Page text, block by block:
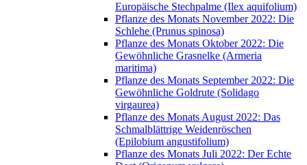
Europäische Stechpalme (Ilex aquifolium)
Pflanze des Monats November 2022: Die
Schlehe (Prunus spinosa)
Pflanze des Monats Oktober 2022: Die
Gewöhnliche Grasnelke (Armeria
maritima)
Pflanze des Monats September 2022: Die
Gewöhnliche Goldrute (Solidago
virgaurea)
Pflanze des Monats August 2022: Das
Schmalblättrige Weidenröschen
(Epilobium angustifolium)
Pflanze des Monats Juli 2022: Der Echte